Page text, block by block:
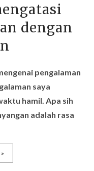
dengan
pengalaman
saya
hamil. Apa sih
adalah rasa